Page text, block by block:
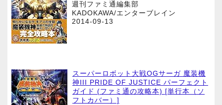
週刊ファミ通編集部
KADOKAWA/エンターブレイン
2014-09-13
スーパーロボット大戦OGサーガ 魔装機
神III PRIDE OF JUSTICE パーフェクト
ガイド (ファミ通の攻略本) [単行本（ソ
フトカバー）]